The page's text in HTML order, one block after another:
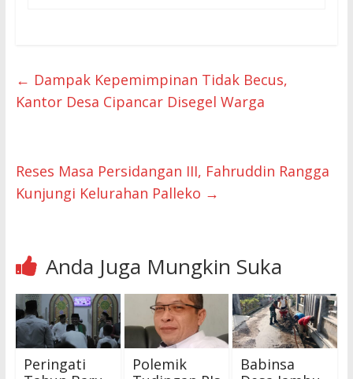
← Dampak Kepemimpinan Tidak Becus,
Kantor Desa Cipancar Disegel Warga
Reses Masa Persidangan III, Fahruddin Rangga
Kunjungi Kelurahan Palleko →
Anda Juga Mungkin Suka
Peringati
Polemik
Babinsa